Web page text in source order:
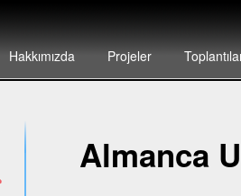
Hakkımızda Projeler
Almanca